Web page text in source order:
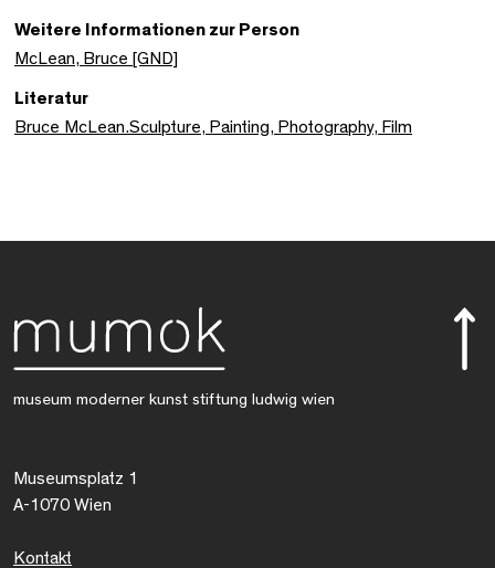
Weitere Informationen zur Person
McLean, Bruce [GND]
Literatur
Bruce McLean.Sculpture, Painting, Photography, Film
museum moderner kunst stiftung ludwig wien
Museumsplatz 1
A-1070 Wien
Kontakt